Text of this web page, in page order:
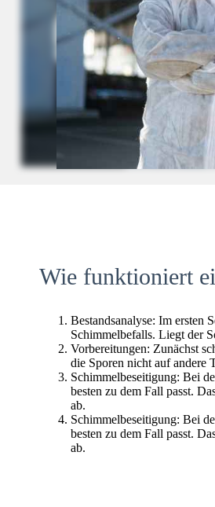
Wie funktioniert
Bestandsanalyse: Im ersten
Schimmelbefalls. Liegt der
Vorbereitungen: Zunächst
die Sporen nicht auf andere
Schimmelbeseitigung: Bei
besten zu dem Fall passt.
ab.
Schimmelbeseitigung: Bei
besten zu dem Fall passt.
ab.